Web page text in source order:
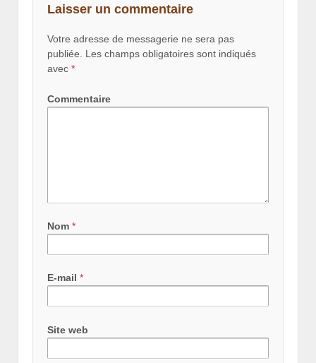
Laisser un commentaire
Votre adresse de messagerie ne sera pas
publiée.
Les champs obligatoires sont indiqués
avec *
Commentaire
Nom *
E-mail *
Site web